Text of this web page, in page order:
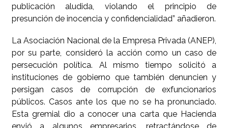
publicación aludida, violando el principio de
presunción de inocencia y confidencialidad” añadieron.
La Asociación Nacional de la Empresa Privada (ANEP),
por su parte, consideró la acción como un caso de
persecución política. Al mismo tiempo solicitó a
instituciones de gobierno que también denuncien y
persigan casos de corrupción de exfuncionarios
públicos. Casos ante los que no se ha pronunciado.
Esta gremial dio a conocer una carta que Hacienda